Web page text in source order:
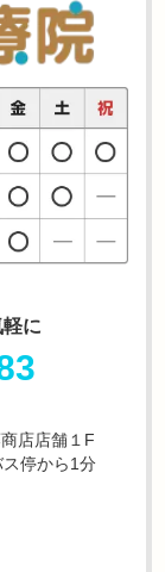
に
店店舗１F
停から1分